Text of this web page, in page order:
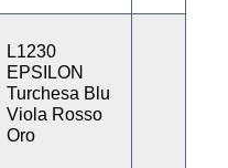
L1230
EPSILON
Turchesa Blu
Viola Rosso
Oro